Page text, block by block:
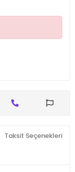
Taksit Seçenekleri